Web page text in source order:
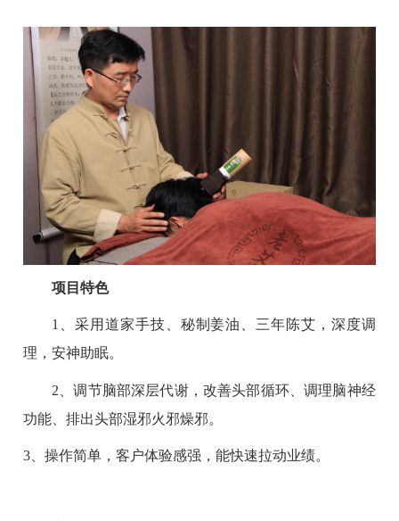
项目特色
1、采用道家手技、秘制姜油、三年陈艾，深度调
理，安神助眠。
2、调节脑部深层代谢，改善头部循环、调理脑神经
功能、排出头部湿邪火邪燥邪。
3、操作简单，客户体验感强，能快速拉动业绩。